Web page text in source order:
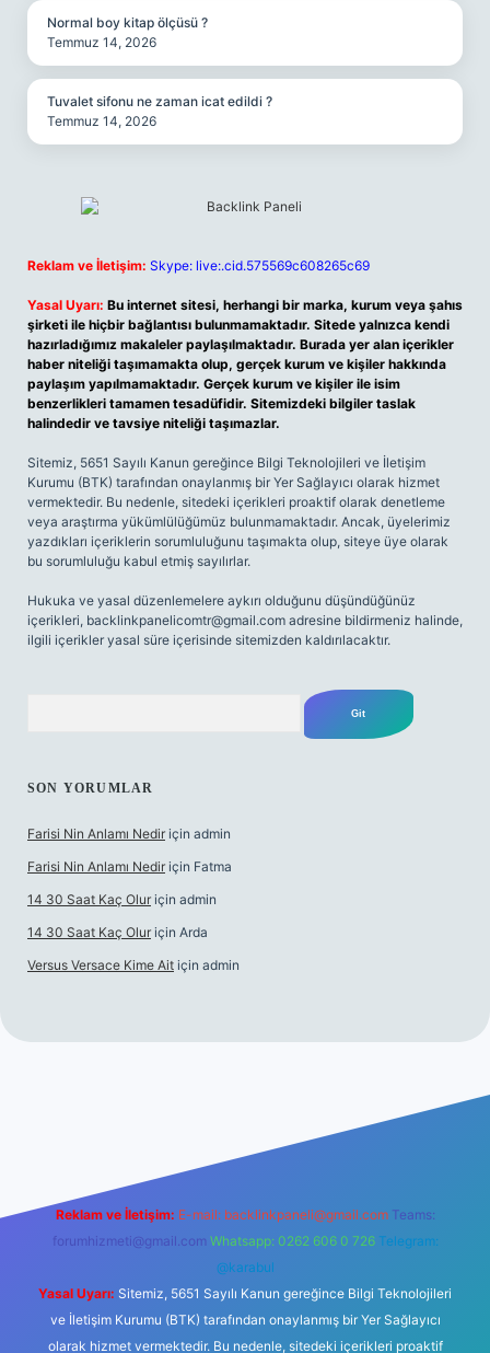
Normal boy kitap ölçüsü ?
Temmuz 14, 2026
Tuvalet sifonu ne zaman icat edildi ?
Temmuz 14, 2026
Reklam ve İletişim: Skype: live:.cid.575569c608265c69
Yasal Uyarı: Bu internet sitesi, herhangi bir marka, kurum veya şahıs
şirketi ile hiçbir bağlantısı bulunmamaktadır. Sitede yalnızca kendi
hazırladığımız makaleler paylaşılmaktadır. Burada yer alan içerikler
haber niteliği taşımamakta olup, gerçek kurum ve kişiler hakkında
paylaşım yapılmamaktadır. Gerçek kurum ve kişiler ile isim
benzerlikleri tamamen tesadüfidir. Sitemizdeki bilgiler taslak
halindedir ve tavsiye niteliği taşımazlar.
Sitemiz, 5651 Sayılı Kanun gereğince Bilgi Teknolojileri ve İletişim
Kurumu (BTK) tarafından onaylanmış bir Yer Sağlayıcı olarak hizmet
vermektedir. Bu nedenle, sitedeki içerikleri proaktif olarak denetleme
veya araştırma yükümlülüğümüz bulunmamaktadır. Ancak, üyelerimiz
yazdıkları içeriklerin sorumluluğunu taşımakta olup, siteye üye olarak
bu sorumluluğu kabul etmiş sayılırlar.
Hukuka ve yasal düzenlemelere aykırı olduğunu düşündüğünüz
içerikleri, backlinkpanelicomtr@gmail.com adresine bildirmeniz halinde,
ilgili içerikler yasal süre içerisinde sitemizden kaldırılacaktır.
SON YORUMLAR
Farisi Nin Anlamı Nedir için admin
Farisi Nin Anlamı Nedir için Fatma
14 30 Saat Kaç Olur için admin
14 30 Saat Kaç Olur için Arda
Versus Versace Kime Ait için admin
Reklam ve İletişim: E-mail: backlinkpaneli@gmail.com Teams:
forumhizmeti@gmail.com Whatsapp: 0262 606 0 726 Telegram:
@karabul
Yasal Uyarı: Sitemiz, 5651 Sayılı Kanun gereğince Bilgi Teknolojileri
ve İletişim Kurumu (BTK) tarafından onaylanmış bir Yer Sağlayıcı
olarak hizmet vermektedir. Bu nedenle, sitedeki içerikleri proaktif